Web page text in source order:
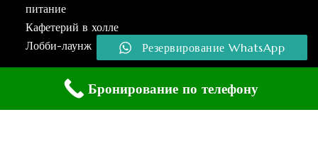
питание
Кафетерий в холле
Лобби-лаунж
контакт
Резервирование WhatsApp
Бронирование по телефону